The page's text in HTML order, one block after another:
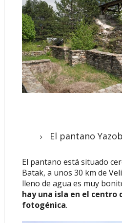
El pantano
El pantano está situado
Batak, a unos 30 km de
lleno de agua es muy
hay una isla en el centro
fotogénica.